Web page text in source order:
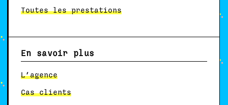
Toutes les prestations
En savoir plus
L’agence
Cas clients